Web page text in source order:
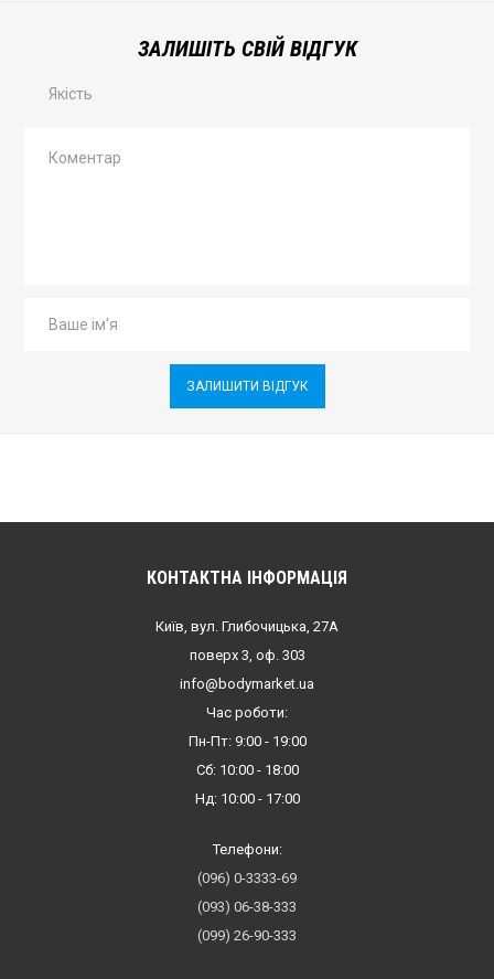
ЗАЛИШІТЬ СВІЙ ВІДГУК
Якість
ЗАЛИШИТИ ВІДГУК
КОНТАКТНА ІНФОРМАЦІЯ
Київ, вул. Глибочицька, 27А
поверх 3, оф. 303
info@bodymarket.ua
Час роботи:
Пн-Пт: 9:00 - 19:00
Сб: 10:00 - 18:00
Нд: 10:00 - 17:00
Телефони:
(096) 0-3333-69
(093) 06-38-333
(099) 26-90-333